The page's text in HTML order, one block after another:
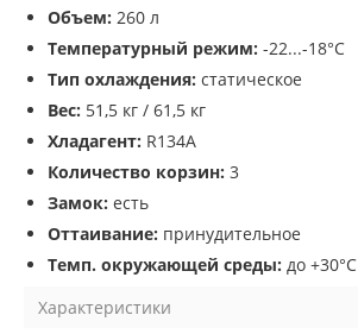
Объем: 260 л
Температурный режим: -22...-18°С
Тип охлаждения: статическое
Вес: 51,5 кг / 61,5 кг
Хладагент: R134A
Количество корзин: 3
Замок: есть
Оттаивание: принудительное
Темп. окружающей среды: до +30°С
Характеристики